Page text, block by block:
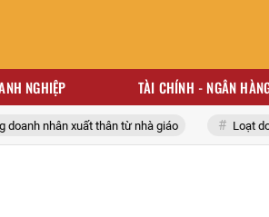
NGHIỆP TÀI CHÍNH - NGÂN
nhân xuất thân từ nhà giáo Loạt